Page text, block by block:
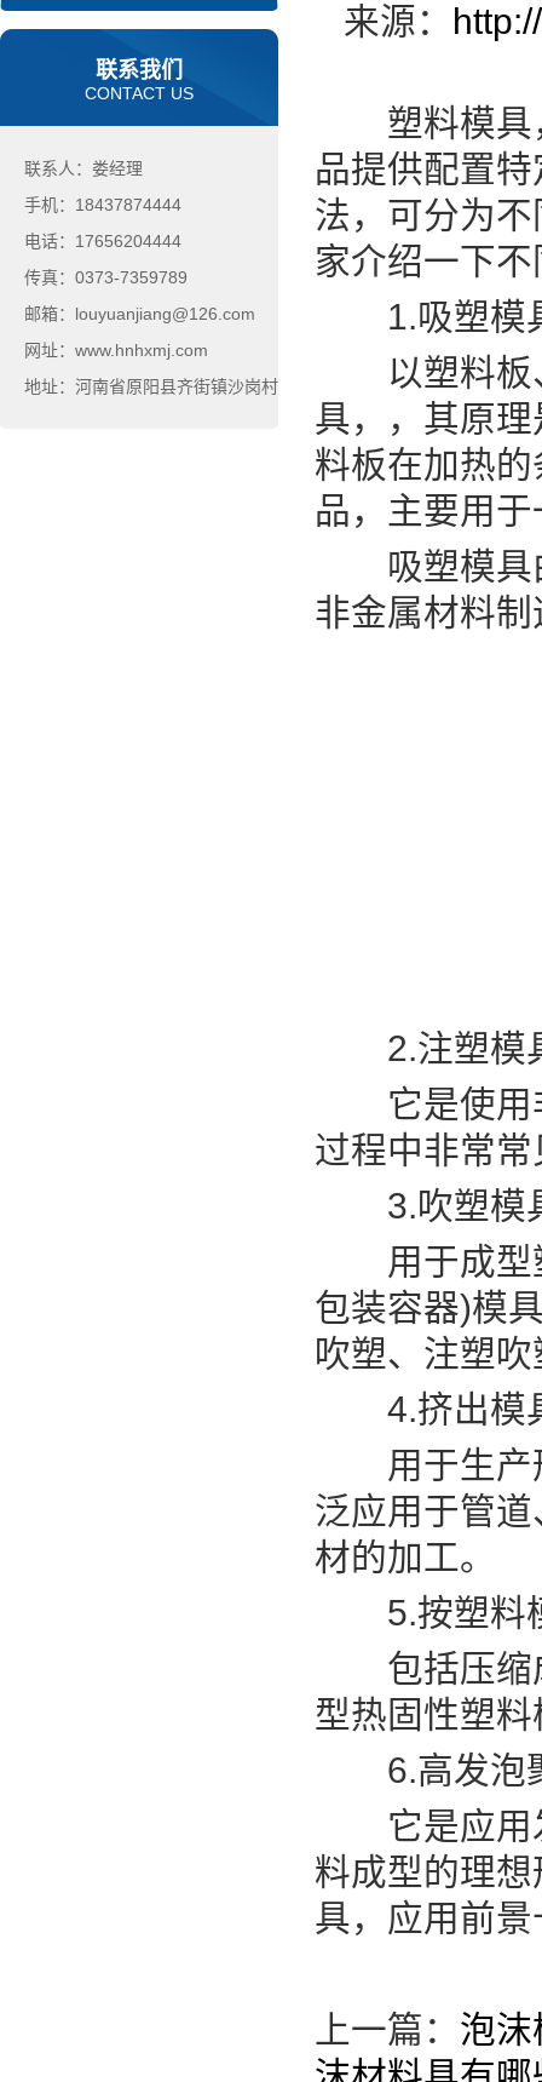
联系我们
CONTACT US
联系人：娄经理
手机：18437874444
电话：17656204444
传真：0373-7359789
邮箱：louyuanjiang@126.com
网址：www.hnhxmj.com
地址：河南省原阳县齐街镇沙岗村
来源：
塑料模具，
品提供配置
法，可分为
家介绍一下
1.吸塑模
以塑料板、
具，，其原
料板在加热
品，主要用
吸塑模具由
非金属材料
2.注塑模
它是使用非
过程中非常常
3.吹塑模
用于成型塑
包装容器)模
吹塑、注塑
4.挤出模
用于生产形
泛应用于管
材的加工。
5.按塑料
包括压缩成
型热固性塑
6.高发泡
它是应用发
料成型的理
具，应用前
上一篇： 泡沫